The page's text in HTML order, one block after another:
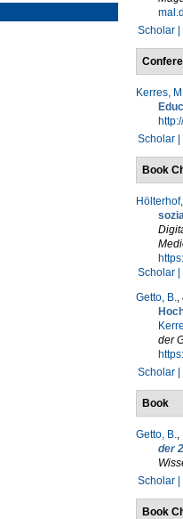
Scholar |
Kerres,
Scholar |
Book
Scholar |
Getto, B.,
der
Scholar |
Book
Getto, B.,
der
Scholar |
Book